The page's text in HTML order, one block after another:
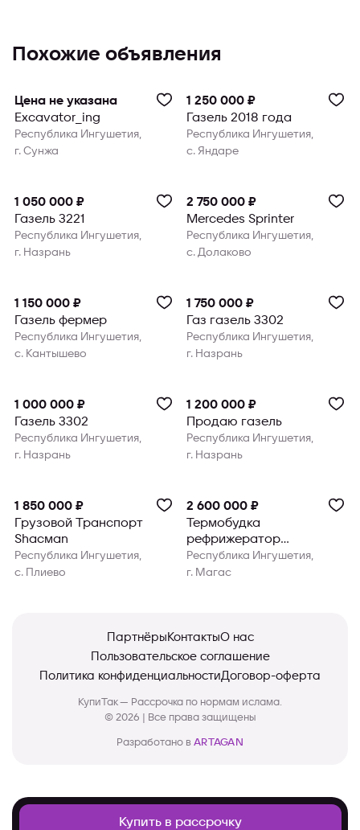
Похожие объявления
Цена не указана
Excavator_ing
Республика Ингушетия,
г. Сунжа
1 250 000 ₽
Газель 2018 года
Республика Ингушетия,
с. Яндаре
1 050 000 ₽
Газель 3221
Республика Ингушетия,
г. Назрань
2 750 000 ₽
Mercedes Sprinter
Республика Ингушетия,
с. Долаково
1 150 000 ₽
Газель фермер
Республика Ингушетия,
с. Кантышево
1 750 000 ₽
Газ газель 3302
Республика Ингушетия,
г. Назрань
1 000 000 ₽
Газель 3302
Республика Ингушетия,
г. Назрань
1 200 000 ₽
Продаю газель
Республика Ингушетия,
г. Назрань
1 850 000 ₽
Грузовой Транспорт
Shacman
Республика Ингушетия,
с. Плиево
2 600 000 ₽
Термобудка
рефрижератор
DONGFENG KAPITAN-T ,
Китай
Республика Ингушетия,
г. Магас
Купить в рассрочку
ПартнёрыКонтактыО нас
Пользовательское соглашение
Политика конфиденциальностиДоговор-оферта
КупиТак — Рассрочка по нормам ислама.
© 2026 | Все права защищены
Разработано в ARTAGAN